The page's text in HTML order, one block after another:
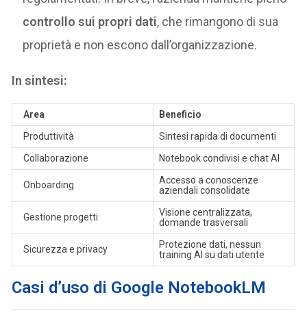
controllo sui propri dati, che rimangono di sua
proprietà e non escono dall’organizzazione​​.
In sintesi:
Area
Beneficio
Produttività
Sintesi rapida di documenti
Collaborazione
Notebook condivisi e chat AI
Onboarding
Accesso a conoscenze
aziendali consolidate
Gestione progetti
Visione centralizzata,
domande trasversali
Sicurezza e privacy
Protezione dati, nessun
training AI su dati utente
Casi d’uso di Google NotebookLM